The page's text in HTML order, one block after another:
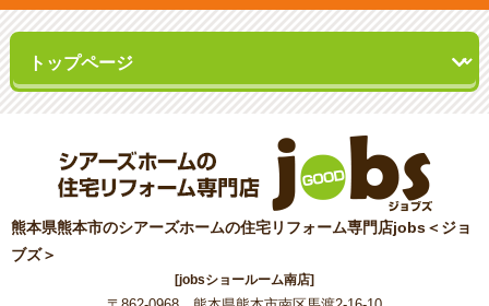
熊本県熊本市のシアーズホームの住宅リフォーム専門店jobs＜ジョ
ブズ＞
[jobsショールーム南店]